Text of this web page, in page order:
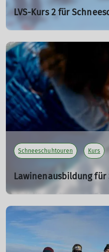
LVS-Kurs 2 für
17.01.2026
13 Wanderfreunde vom
Parkplatz Thalerhöhe zum
mehr erfahren
Schneeschuhtouren Kurs
Lawinenausbildung für
Sa. 17.01.2026
Der DAV Sektion Isny führt
Schneeschuhtourengänger
Lawinenausbildung durch.
Je nach Schneelage wird